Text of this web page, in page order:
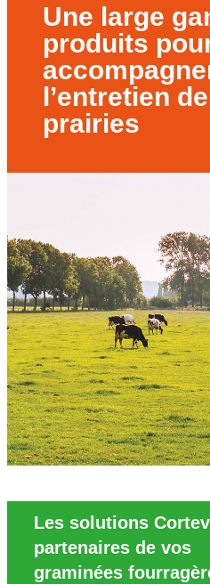
Une large
produits
l’entretien
prairies
Les solutions
partenaires de vos
graminées